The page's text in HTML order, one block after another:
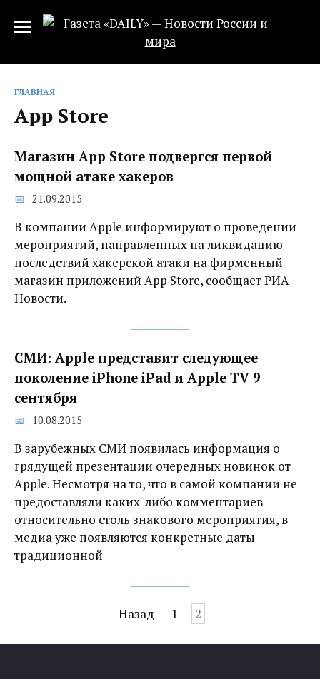
ГЛАВНАЯ
App Store
Магазин App Store подвергся первой
мощной атаке хакеров
21.09.2015
В компании Apple информируют о проведении
мероприятий, направленных на ликвидацию
последствий хакерской атаки на фирменный
магазин приложений App Store, сообщает РИА
Новости.
СМИ: Apple представит следующее
поколение iPhone iPad и Apple TV 9
сентября
10.08.2015
В зарубежных СМИ появилась информация о
грядущей презентации очередных новинок от
Apple. Несмотря на то, что в самой компании не
предоставляли каких-либо комментариев
относительно столь знакового мероприятия, в
медиа уже появляются конкретные даты
традиционной
записям
Назад 1 2